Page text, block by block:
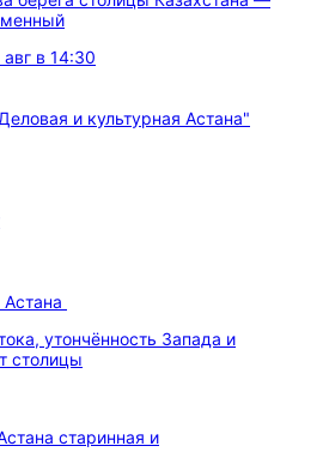
авг в 14:30
утончённость Запада и
столицы